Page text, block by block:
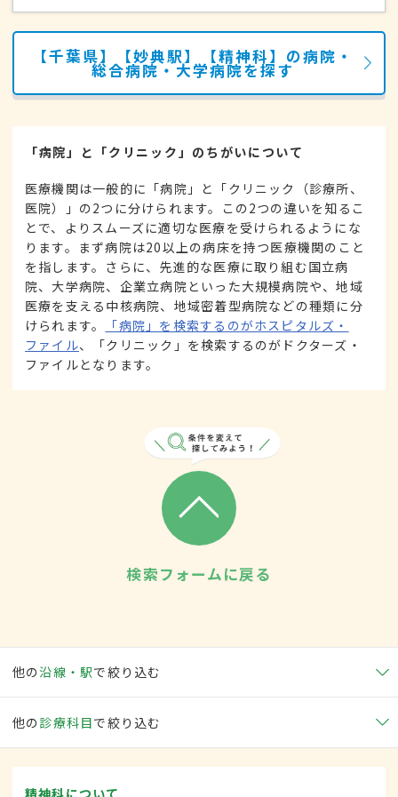
【千葉県】【妙典駅】【精神科】の病院・
総合病院・大学病院を探す
「病院」と「クリニック」のちがいについて
医療機関は一般的に「病院」と「クリニック（診療所、
医院）」の2つに分けられます。この2つの違いを知るこ
とで、よりスムーズに適切な医療を受けられるようにな
ります。まず病院は20以上の病床を持つ医療機関のこと
を指します。さらに、先進的な医療に取り組む国立病
院、大学病院、企業立病院といった大規模病院や、地域
医療を支える中核病院、地域密着型病院などの種類に分
けられます。
「病院」を検索するのがホスピタルズ・
ファイル、「クリニック」を検索するのがドクターズ・
ファイルとなります。
検索フォームに戻る
他の沿線・駅で絞り込む
他の 診療科目で絞り込む
精神科について